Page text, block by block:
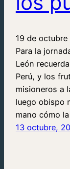
19 de
Para la
León
Perú, y los
misioneros a
luego obispo
mano cómo
13 octubre,